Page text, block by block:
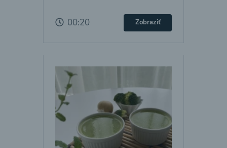
00:20 Zobraziť